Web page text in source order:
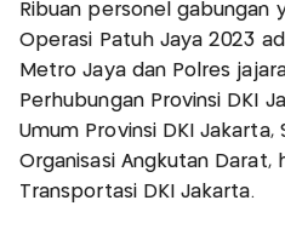
Ribuan personel gabungan
Operasi Patuh Jaya 2023
Metro Jaya dan Polres
Perhubungan Provinsi DKI
Umum Provinsi DKI Jakarta,
Organisasi Angkutan Darat,
Transportasi DKI Jakarta.